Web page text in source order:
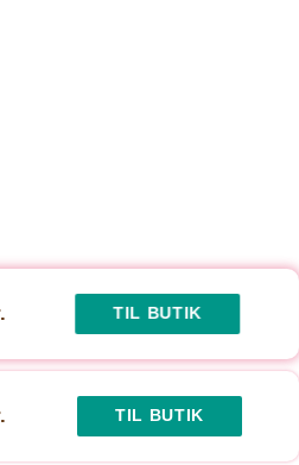
TIL BUTIK
TIL BUTIK